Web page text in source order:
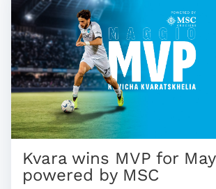
Kvara wins MVP for May
powered by MSC